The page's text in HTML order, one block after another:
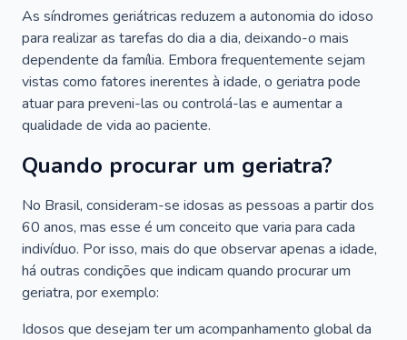
As síndromes geriátricas reduzem a autonomia do idoso
para realizar as tarefas do dia a dia, deixando-o mais
dependente da família. Embora frequentemente sejam
vistas como fatores inerentes à idade, o geriatra pode
atuar para preveni-las ou controlá-las e aumentar a
qualidade de vida ao paciente.
Quando procurar um geriatra?
No Brasil, consideram-se idosas as pessoas a partir dos
60 anos, mas esse é um conceito que varia para cada
indivíduo. Por isso, mais do que observar apenas a idade,
há outras condições que indicam quando procurar um
geriatra, por exemplo:
Idosos que desejam ter um acompanhamento global da